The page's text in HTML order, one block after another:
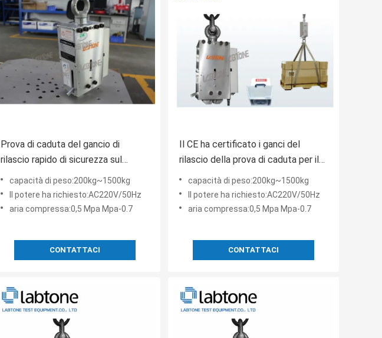
Prova di caduta del gancio di
rilascio rapido di sicurezza sul
lavoro per i carichi utili pesanti di
grande dimensione
capacità di peso:200kg~1500kg
Il potere ha richiesto:AC220V/50Hz
aria compressa:0,5 Mpa Mpa-0.7
CONTATTACI
Il CE ha certificato i ganci del
rilascio della prova di caduta per il
pacchetto pesante che prova fino a
1500kg
capacità di peso:200kg~1500kg
Il potere ha richiesto:AC220V/50Hz
aria compressa:0,5 Mpa Mpa-0.7
CONTATTACI